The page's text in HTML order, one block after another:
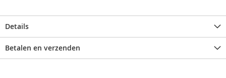
Details
Betalen en verzenden